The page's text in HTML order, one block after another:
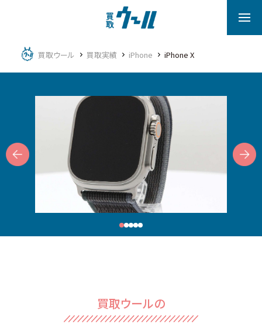
買取ウール 買取実績 iPhone iPhone X
買取ウールの